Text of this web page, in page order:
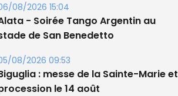
08/2026 15:04
- Soirée Tango Argentin au
de San Benedetto
08/2026 09:53
: messe de la Sainte-Marie et
le 14 août